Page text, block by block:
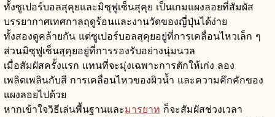
ทั้งซูเปอร์บอลสุคุยและมิซุฟูเซ็นสุคุย เป็นเกมแผงลอยที่สัมผัส
บรรยากาศเทศกาลฤดูร้อนและงานวัดของญี่ปุ่นได้ง่าย
ทั้งสองดูคล้ายกัน แต่ซูเปอร์บอลสุคุยอยู่ที่การเคลื่อนไหวเล็ก ๆ
ส่วนมิซุฟูเซ็นสุคุยอยู่ที่การรองรับอย่างนุ่มนวล
เมื่อสัมผัสครั้งแรก แทนที่จะมุ่งเฉพาะการตักให้เก่ง ลอง
เพลิดเพลินกับสี การเคลื่อนไหวของผิวน้ำ และความคึกคักของ
แผงลอยไปด้วย
หากเข้าใจวิธีเล่นพื้นฐานและมารยาท ก็จะสัมผัสช่วงเวลา